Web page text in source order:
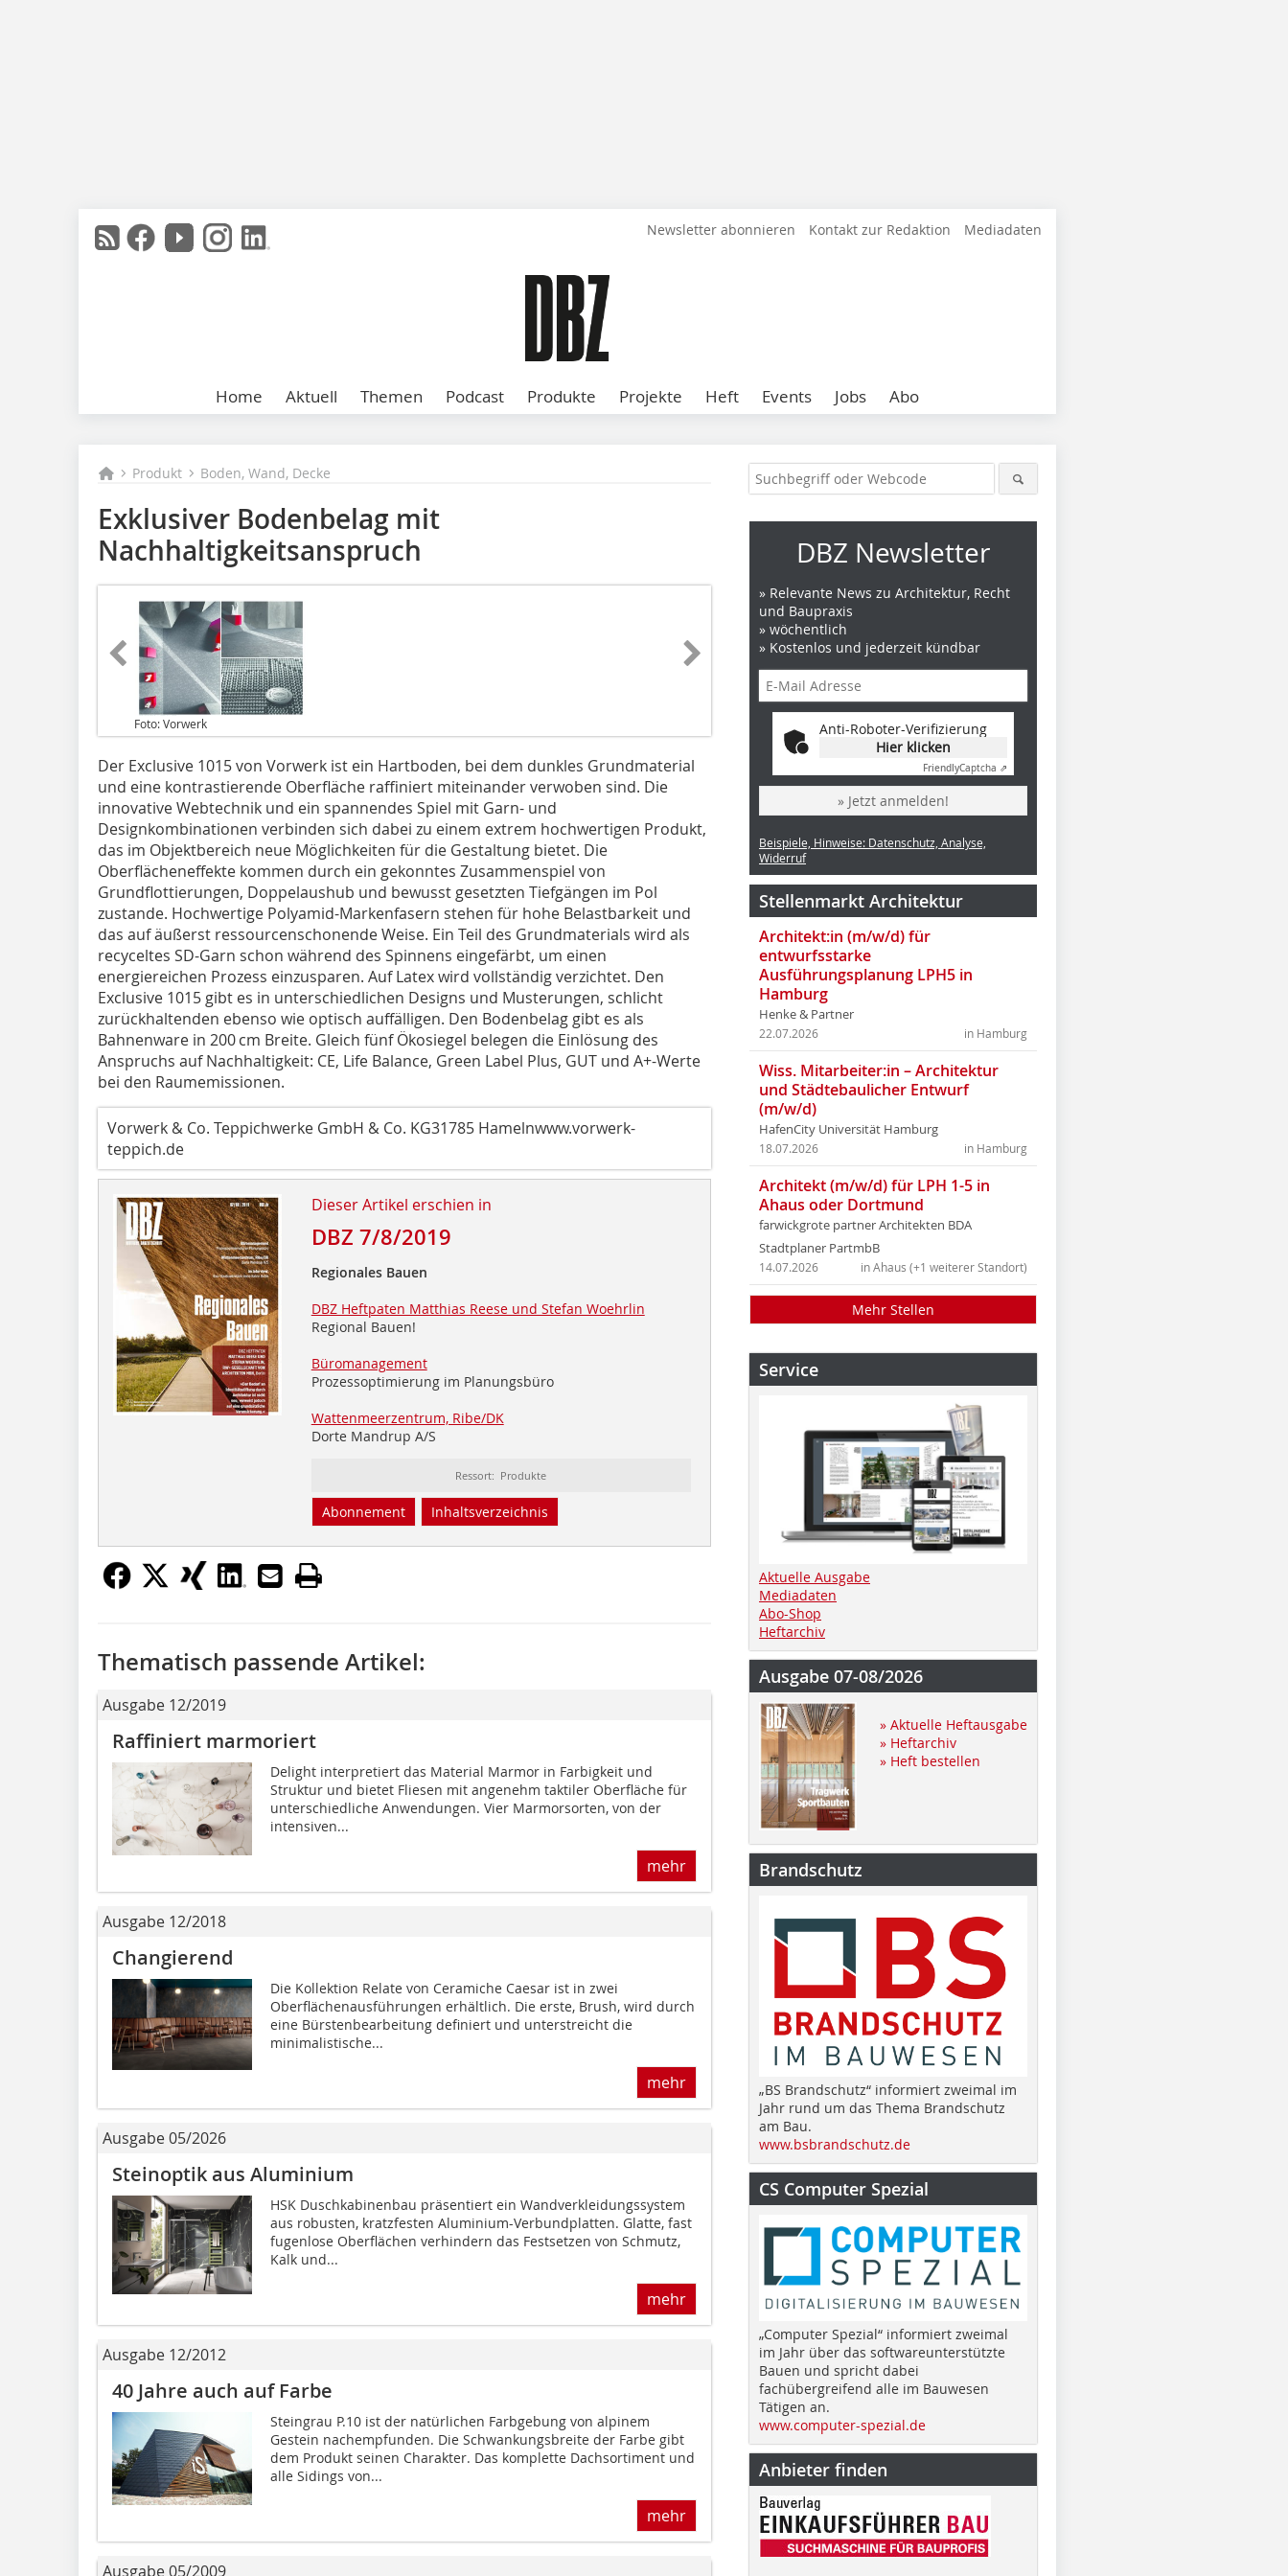
Newsletter abonnieren Kontakt zur Redaktion Mediadaten
Home Aktuell Themen Podcast Produkte Projekte Heft Events Jobs Abo
Produkt Boden, Wand, Decke
Exklusiver Bodenbelag mit
Nachhaltigkeitsanspruch
Foto: Vorwerk
Der Exclusive 1015 von Vorwerk ist ein Hartboden, bei dem dunkles Grundmaterial
und eine kontrastierende Oberfläche raffiniert miteinander verwoben sind. Die
innovative Webtechnik und ein spannendes Spiel mit Garn- und
Designkombinationen verbinden sich dabei zu einem extrem hochwertigen Produkt,
das im Objektbereich neue Möglichkeiten für die Gestaltung bietet. Die
Oberflächeneffekte kommen durch ein gekonntes Zusammenspiel von
Grundflottierungen, Doppelaushub und bewusst gesetzten Tiefgängen im Pol
zustande. Hochwertige Polyamid-Markenfasern stehen für hohe Belastbarkeit und
das auf äußerst ressourcenschonende Weise. Ein Teil des Grundmaterials wird als
recyceltes SD-Garn schon während des Spinnens eingefärbt, um einen
energiereichen Prozess einzusparen. Auf Latex wird vollständig verzichtet. Den
Exclusive 1015 gibt es in unterschiedlichen Designs und Musterungen, schlicht
zurückhaltenden ebenso wie optisch auffälligen. Den Bodenbelag gibt es als
Bahnenware in 200 cm Breite. Gleich fünf Ökosiegel belegen die Einlösung des
Anspruchs auf Nachhaltigkeit: CE, Life Balance, Green Label Plus, GUT und A+-Werte
bei den Raumemissionen.
Vorwerk & Co. Teppichwerke GmbH & Co. KG31785 Hamelnwww.vorwerk-
teppich.de
Dieser Artikel erschien in
DBZ 7/8/2019
Regionales Bauen
DBZ Heftpaten Matthias Reese und Stefan Woehrlin
Regional Bauen!
Büromanagement
Prozessoptimierung im Planungsbüro
Wattenmeerzentrum, Ribe/DK
Dorte Mandrup A/S
Ressort: Produkte
Abonnement Inhaltsverzeichnis
Thematisch passende Artikel:
Ausgabe 12/2019
Raffiniert marmoriert
Delight interpretiert das Material Marmor in Farbigkeit und
Struktur und bietet Fliesen mit angenehm taktiler Oberfläche für
unterschiedliche Anwendungen. Vier Marmorsorten, von der
intensiven...
mehr
Ausgabe 12/2018
Changierend
Die Kollektion Relate von Ceramiche Caesar ist in zwei
Oberflächenausführungen erhältlich. Die erste, Brush, wird durch
eine Bürstenbearbeitung definiert und unterstreicht die
minimalistische...
mehr
Ausgabe 05/2026
Steinoptik aus Aluminium
HSK Duschkabinenbau präsentiert ein Wandverkleidungssystem
aus robusten, kratzfesten Aluminium-Verbundplatten. Glatte, fast
fugenlose Oberflächen verhindern das Festsetzen von Schmutz,
Kalk und...
mehr
Ausgabe 12/2012
40 Jahre auch auf Farbe
Steingrau P.10 ist der natürlichen Farbgebung von alpinem
Gestein nachempfunden. Die Schwankungsbreite der Farbe gibt
dem Produkt seinen Charakter. Das komplette Dachsortiment und
alle Sidings von...
mehr
Ausgabe 05/2009
DBZ Newsletter
» Relevante News zu Architektur, Recht
und Baupraxis
» wöchentlich
» Kostenlos und jederzeit kündbar
Anti-Roboter-Verifizierung
Hier klicken
FriendlyCaptcha ⇗
» Jetzt anmelden!
Beispiele, Hinweise: Datenschutz, Analyse,
Widerruf
Stellenmarkt Architektur
Architekt:in (m/w/d) für
entwurfsstarke
Ausführungsplanung LPH5 in
Hamburg
Henke & Partner
in Hamburg
22.07.2026
Wiss. Mitarbeiter:in – Architektur
und Städtebaulicher Entwurf
(m/w/d)
HafenCity Universität Hamburg
in Hamburg
18.07.2026
Architekt (m/w/d) für LPH 1-5 in
Ahaus oder Dortmund
farwickgrote partner Architekten BDA
Stadtplaner PartmbB
in Ahaus (+1 weiterer Standort)
14.07.2026
Mehr Stellen
Service
Aktuelle Ausgabe
Mediadaten
Abo-Shop
Heftarchiv
Ausgabe 07-08/2026
» Aktuelle Heftausgabe
» Heftarchiv
» Heft bestellen
Brandschutz
„BS Brandschutz“ informiert zweimal im
Jahr rund um das Thema Brandschutz
am Bau.
www.bsbrandschutz.de
CS Computer Spezial
„Computer Spezial“ informiert zweimal
im Jahr über das softwareunterstützte
Bauen und spricht dabei
fachübergreifend alle im Bauwesen
Tätigen an.
www.computer-spezial.de
Anbieter finden